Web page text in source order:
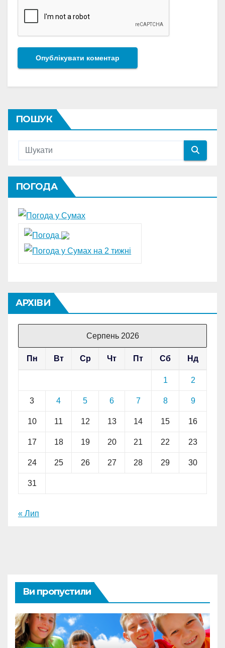
ПОШУК
ПОГОДА
АРХІВИ
Серпень 2026
Пн Вт Ср Чт Пт Сб Нд
1 2
3 4 5 6 7 8 9
10 11 12 13 14 15 16
17 18 19 20 21 22 23
24 25 26 27 28 29 30
31
« Лип
Ви пропустили